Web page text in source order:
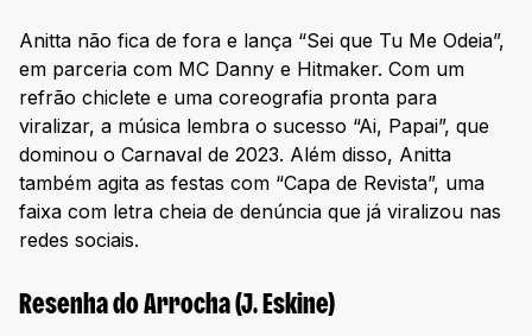
Anitta não fica de fora e lança “Sei que Tu Me Odeia”,
em parceria com MC Danny e Hitmaker. Com um
refrão chiclete e uma coreografia pronta para
viralizar, a música lembra o sucesso “Ai, Papai”, que
dominou o Carnaval de 2023. Além disso, Anitta
também agita as festas com “Capa de Revista”, uma
faixa com letra cheia de denúncia que já viralizou nas
redes sociais.
Resenha do Arrocha (J. Eskine)